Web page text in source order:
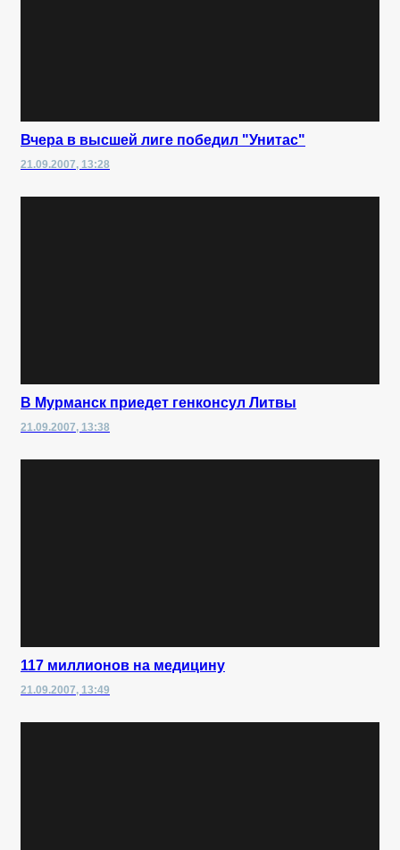
Вчера в высшей лиге победил "Унитас"
21.09.2007, 13:28
В Мурманск приедет генконсул Литвы
21.09.2007, 13:38
117 миллионов на медицину
21.09.2007, 13:49